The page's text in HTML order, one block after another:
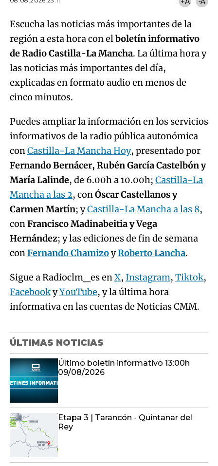
Escucha las noticias más importantes de la
región a esta hora con elboletín informativo
de Radio Castilla-La Mancha. La última hora y
las noticias más importantes del día,
explicadas en formato audio en menos de
cinco minutos.
Puedes ampliar la información en los servicios
informativos de la radio pública autonómica
conCastilla-La Mancha Hoy, presentado por
Fernando Bernácer, Rubén García Castelbón y
María Lalinde, de 6.00h a 10.00h; Castilla-La
Mancha a las 2, conÓscar Castellanos y
Carmen Martín; yCastilla-La Mancha a las 8,
conFrancisco Madinabeitia y Vega
Hernández; y las ediciones de fin de semana
conFernando ChamizoyRoberto Lancha.
Sigue a Radioclm_es enX, Instagram, Tiktok,
FacebookyYouTube, y la última hora
informativa en las cuentas de Noticias CMM.
ÚLTIMAS NOTICIAS
Último boletín informativo 13:00h
09/08/2026
Etapa 3 | Tarancón - Quintanar del
Rey